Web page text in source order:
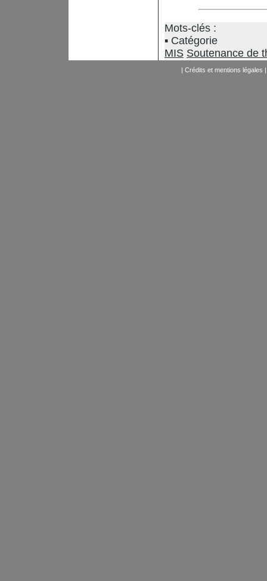
Mots-clés :
Catégorie
MIS Soutenance de
| Crédits et mentions légales